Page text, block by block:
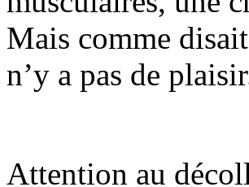
Mais comme
n’y a pas de
Attention au